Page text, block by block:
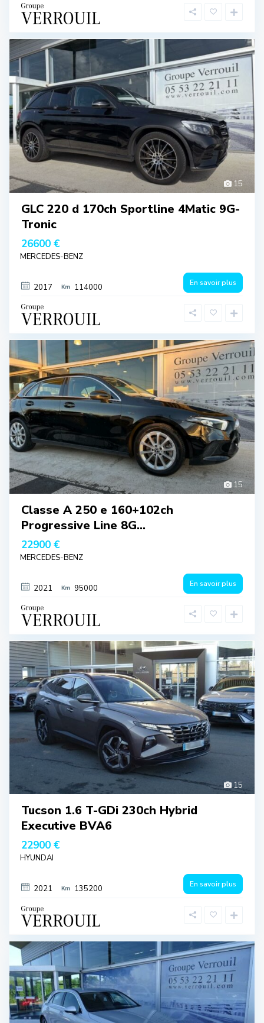
15
GLC 220 d 170ch Sportline 4Matic 9G-
Tronic
26600 €
MERCEDES-BENZ
2017 114000 En savoir plus
15
Classe A 250 e 160+102ch
Progressive Line 8G...
22900 €
MERCEDES-BENZ
2021 95000 En savoir plus
15
Tucson 1.6 T-GDi 230ch Hybrid
Executive BVA6
22900 €
HYUNDAI
2021 135200 En savoir plus